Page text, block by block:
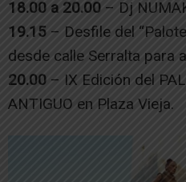
18.00 a 20.00 – Dj
19.15 – Desfile del
desde calle Serralta para
20.00 – IX Edición del
ANTIGUO en Plaza Vieja.